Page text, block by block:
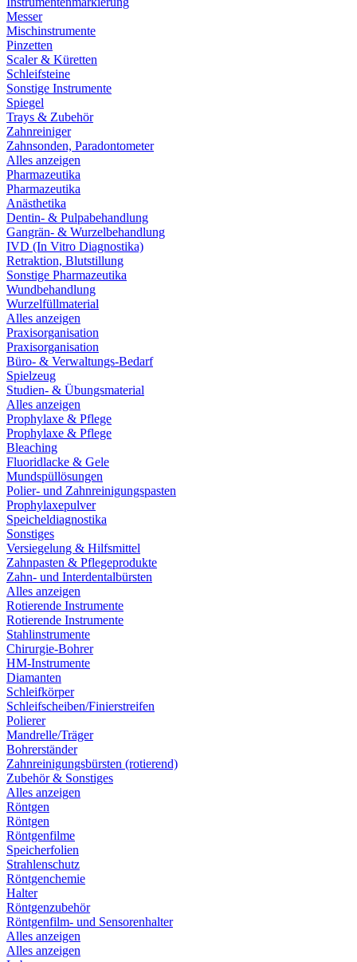
Messer
Mischinstrumente
Pinzetten
Scaler & Küretten
Schleifsteine
Sonstige Instrumente
Spiegel
Trays & Zubehör
Zahnreiniger
Zahnsonden, Paradontometer
Alles anzeigen
Pharmazeutika
Pharmazeutika
Anästhetika
Dentin- & Pulpabehandlung
Gangrän- & Wurzelbehandlung
IVD (In Vitro Diagnostika)
Retraktion, Blutstillung
Sonstige Pharmazeutika
Wundbehandlung
Wurzelfüllmaterial
Alles anzeigen
Praxisorganisation
Praxisorganisation
Büro- & Verwaltungs-Bedarf
Spielzeug
Studien- & Übungsmaterial
Alles anzeigen
Prophylaxe & Pflege
Prophylaxe & Pflege
Bleaching
Fluoridlacke & Gele
Mundspüllösungen
Polier- und Zahnreinigungspasten
Prophylaxepulver
Speicheldiagnostika
Sonstiges
Versiegelung & Hilfsmittel
Zahnpasten & Pflegeprodukte
Zahn- und Interdentalbürsten
Alles anzeigen
Rotierende Instrumente
Rotierende Instrumente
Stahlinstrumente
Chirurgie-Bohrer
HM-Instrumente
Diamanten
Schleifkörper
Schleifscheiben/Finierstreifen
Polierer
Mandrelle/Träger
Bohrerständer
Zahnreinigungsbürsten (rotierend)
Zubehör & Sonstiges
Alles anzeigen
Röntgen
Röntgen
Röntgenfilme
Speicherfolien
Strahlenschutz
Röntgenchemie
Halter
Röntgenzubehör
Röntgenfilm- und Sensorenhalter
Alles anzeigen
Alles anzeigen